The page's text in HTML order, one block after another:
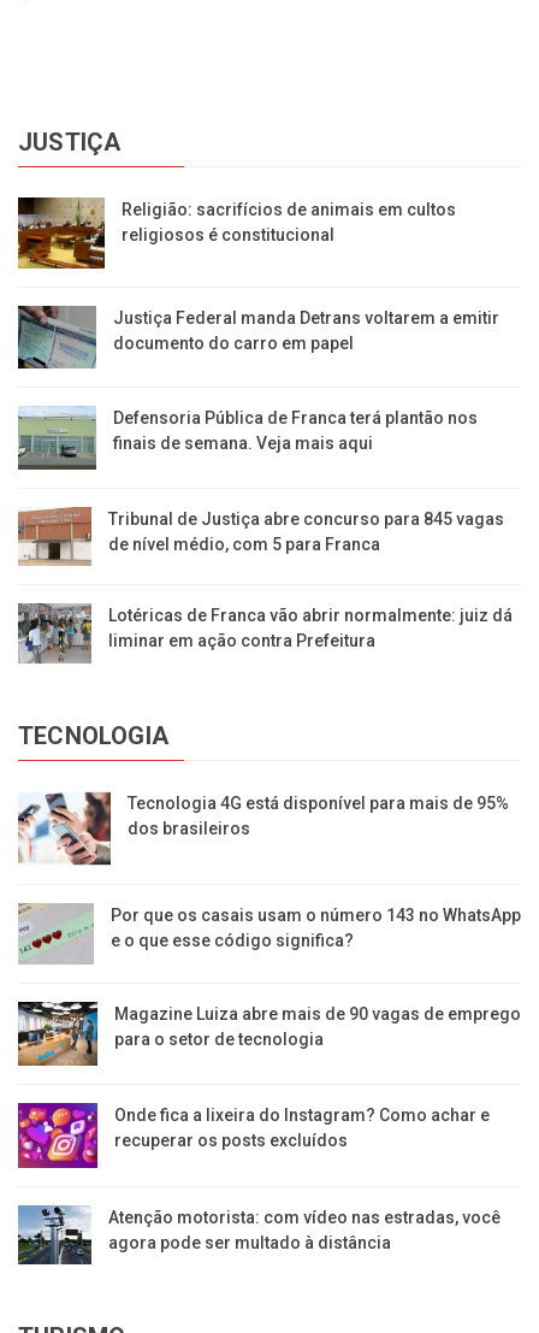
JUSTIÇA
Religião: sacrifícios de animais em cultos
religiosos é constitucional
Justiça Federal manda Detrans voltarem a emitir
documento do carro em papel
Defensoria Pública de Franca terá plantão nos
finais de semana. Veja mais aqui
Tribunal de Justiça abre concurso para 845 vagas
de nível médio, com 5 para Franca
Lotéricas de Franca vão abrir normalmente: juiz dá
liminar em ação contra Prefeitura
TECNOLOGIA
Tecnologia 4G está disponível para mais de 95%
dos brasileiros
Por que os casais usam o número 143 no WhatsApp
e o que esse código significa?
Magazine Luiza abre mais de 90 vagas de emprego
para o setor de tecnologia
Onde fica a lixeira do Instagram? Como achar e
recuperar os posts excluídos
Atenção motorista: com vídeo nas estradas, você
agora pode ser multado à distância